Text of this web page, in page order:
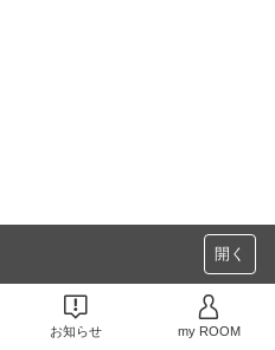
開く
お知らせ my ROOM